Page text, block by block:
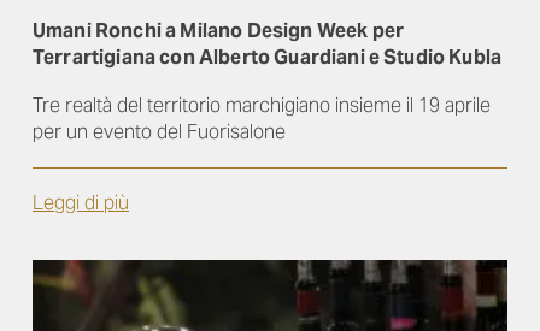
Umani Ronchi a Milano Design Week per
Terrartigiana con Alberto Guardiani e Studio Kubla
Tre realtà del territorio marchigiano insieme il 19 aprile
per un evento del Fuorisalone
Leggi di più